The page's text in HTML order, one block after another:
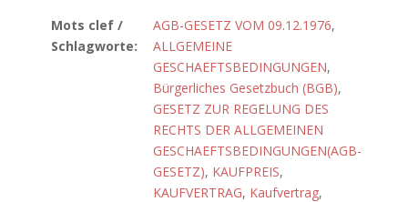
Mots clef /
Schlagworte:
AGB-GESETZ VOM 09.12.1976,
ALLGEMEINE
GESCHAEFTSBEDINGUNGEN,
Bürgerliches Gesetzbuch (BGB),
GESETZ ZUR REGELUNG DES
RECHTS DER ALLGEMEINEN
GESCHAEFTSBEDINGUNGEN(AGB-
GESETZ), KAUFPREIS,
KAUFVERTRAG, Kaufvertrag,